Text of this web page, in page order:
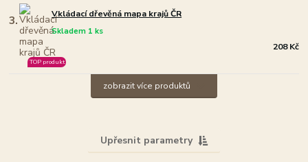
3. Vkládací dřevěná mapa krajů ČR
Skladem 1 ks
TOP produkt
208 Kč
zobrazit více produktů
Upřesnit parametry